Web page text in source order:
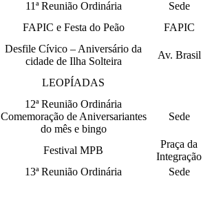
11ª Reunião Ordinária
Sede
FAPIC e Festa do Peão FAPIC
Desfile Cívico – Aniversário da
cidade de Ilha Solteira
Av. Brasil
LEOPÍADAS
12ª Reunião Ordinária
Comemoração de Aniversariantes
do mês e bingo
Sede
Festival MPB
Praça da
Integração
13ª Reunião Ordinária Sede